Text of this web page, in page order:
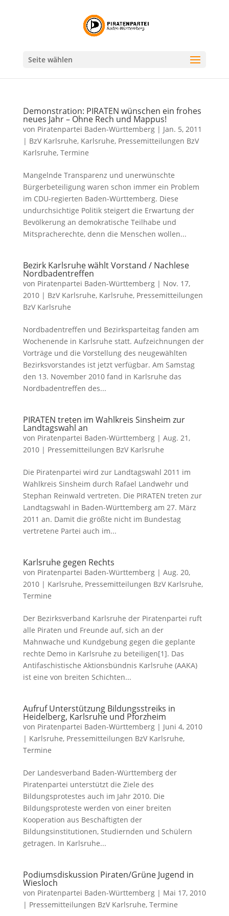
Seite wählen
Demonstration: PIRATEN wünschen ein frohes
neues Jahr – Ohne Rech und Mappus!
von Piratenpartei Baden-Württemberg| Jan. 5, 2011
| BzV Karlsruhe, Karlsruhe, Pressemitteilungen BzV
Karlsruhe, Termine
Mangelnde Transparenz und unerwünschte
Bürgerbeteiligung waren schon immer ein Problem
im CDU-regierten Baden-Württemberg. Diese
undurchsichtige Politik steigert die Erwartung der
Bevölkerung an demokratische Teilhabe und
Mitspracherechte, denn die Menschen wollen...
Bezirk Karlsruhe wählt Vorstand / Nachlese
Nordbadentreffen
von Piratenpartei Baden-Württemberg| Nov. 17,
2010| BzV Karlsruhe, Karlsruhe, Pressemitteilungen
BzV Karlsruhe
Nordbadentreffen und Bezirksparteitag fanden am
Wochenende in Karlsruhe statt. Aufzeichnungen der
Vorträge und die Vorstellung des neugewählten
Bezirksvorstandes ist jetzt verfügbar. Am Samstag
den 13. November 2010 fand in Karlsruhe das
Nordbadentreffen des...
PIRATEN treten im Wahlkreis Sinsheim zur
Landtagswahl an
von Piratenpartei Baden-Württemberg| Aug. 21,
2010| Pressemitteilungen BzV Karlsruhe
Die Piratenpartei wird zur Landtagswahl 2011 im
Wahlkreis Sinsheim durch Rafael Landwehr und
Stephan Reinwald vertreten. Die PIRATEN treten zur
Landtagswahl in Baden-Württemberg am 27. März
2011 an. Damit die größte nicht im Bundestag
vertretene Partei auch im...
Karlsruhe gegen Rechts
von Piratenpartei Baden-Württemberg| Aug. 20,
2010| Karlsruhe, Pressemitteilungen BzV Karlsruhe,
Termine
Der Bezirksverband Karlsruhe der Piratenpartei ruft
alle Piraten und Freunde auf, sich an der
Mahnwache und Kundgebung gegen die geplante
rechte Demo in Karlsruhe zu beteiligen[1]. Das
Antifaschistische Aktionsbündnis Karlsruhe (AAKA)
ist eine von breiten Schichten...
Aufruf Unterstützung Bildungsstreiks in
Heidelberg, Karlsruhe und Pforzheim
von Piratenpartei Baden-Württemberg| Juni 4, 2010
| Karlsruhe, Pressemitteilungen BzV Karlsruhe,
Termine
Der Landesverband Baden-Württemberg der
Piratenpartei unterstützt die Ziele des
Bildungsprotestes auch im Jahr 2010. Die
Bildungsproteste werden von einer breiten
Kooperation aus Beschäftigten der
Bildungsinstitutionen, Studiernden und Schülern
getragen. In Karlsruhe...
Podiumsdiskussion Piraten/Grüne Jugend in
Wiesloch
von Piratenpartei Baden-Württemberg| Mai 17, 2010
| Pressemitteilungen BzV Karlsruhe, Termine